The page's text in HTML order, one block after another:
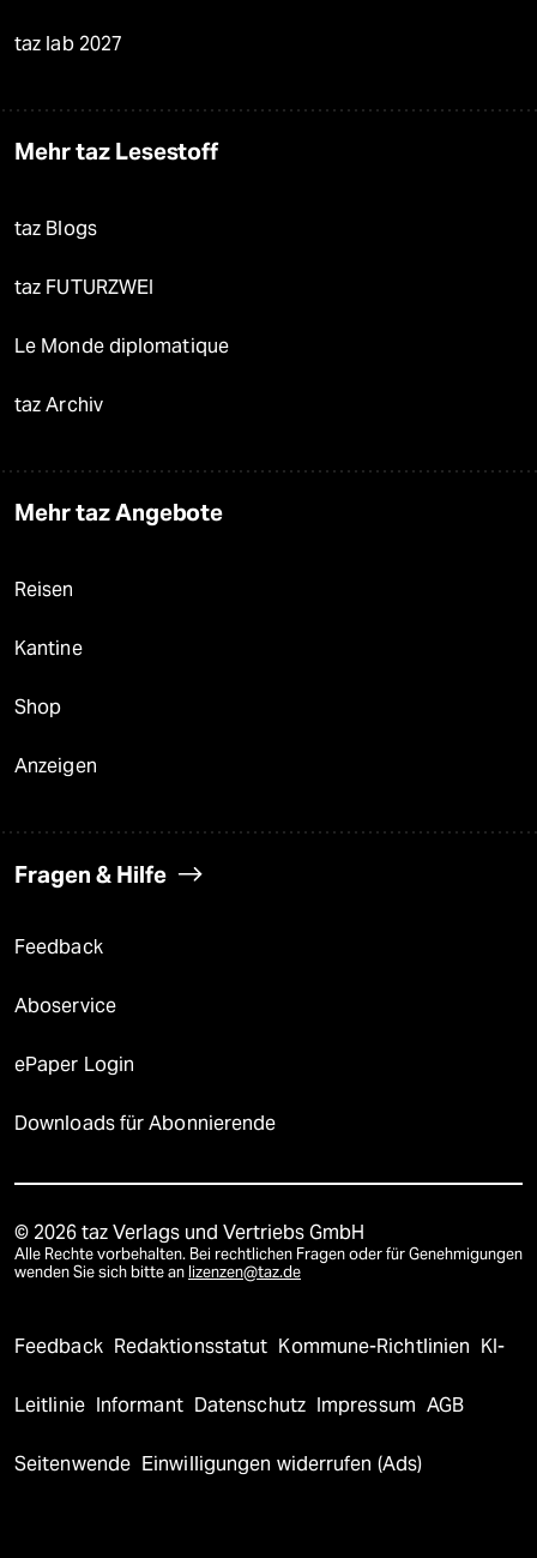
taz lab 2027
Mehr taz Lesestoff
taz Blogs
taz FUTURZWEI
Le Monde diplomatique
taz Archiv
Mehr taz Angebote
Reisen
Kantine
Shop
Anzeigen
Fragen & Hilfe
Feedback
Aboservice
ePaper Login
Downloads für Abonnierende
© 2026 taz Verlags und Vertriebs GmbH
Alle Rechte vorbehalten. Bei rechtlichen Fragen oder für Genehmigungen
wenden Sie sich bitte an lizenzen@taz.de
Feedback Redaktionsstatut Kommune-Richtlinien KI-
Leitlinie Informant Datenschutz Impressum AGB
Seitenwende Einwilligungen widerrufen (Ads)